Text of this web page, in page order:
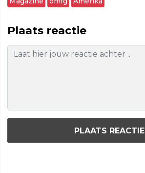
Plaats reactie
PLAATS REACTIE